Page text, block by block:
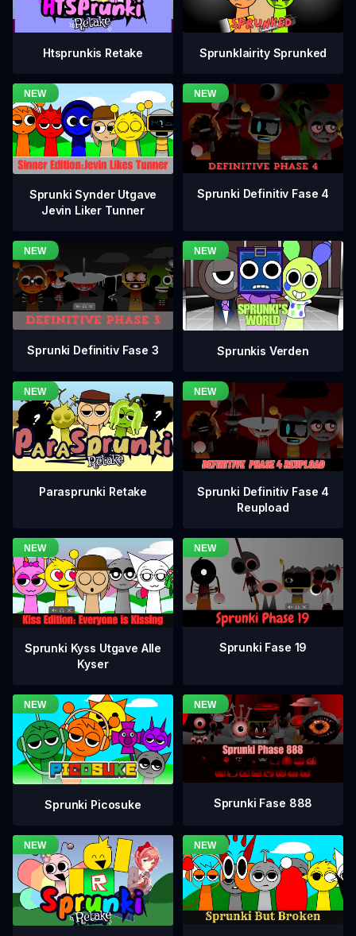
Htsprunkis Retake Sprunklairity Sprunked
Sprunki Synder Utgave
Jevin Liker Tunner
Sprunki Definitiv Fase 4
Sprunki Definitiv Fase 3 Sprunkis Verden
Parasprunki Retake
Sprunki Definitiv Fase 4
Reupload
Sprunki Kyss Utgave Alle
Kyser
Sprunki Fase 19
Sprunki Picosuke Sprunki Fase 888